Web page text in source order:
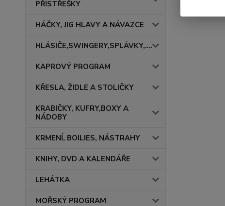
PŘÍSTŘEŠKY
HÁČKY, JIG HLAVY A NÁVAZCE
HLÁSIČE,SWINGERY,SPLÁVKY,....
KAPROVÝ PROGRAM
KŘESLA, ŽIDLE A STOLIČKY
KRABIČKY, KUFRY,BOXY A
NÁDOBY
KRMENÍ, BOILIES, NÁSTRAHY
KNIHY, DVD A KALENDÁŘE
LEHÁTKA
MOŘSKÝ PROGRAM